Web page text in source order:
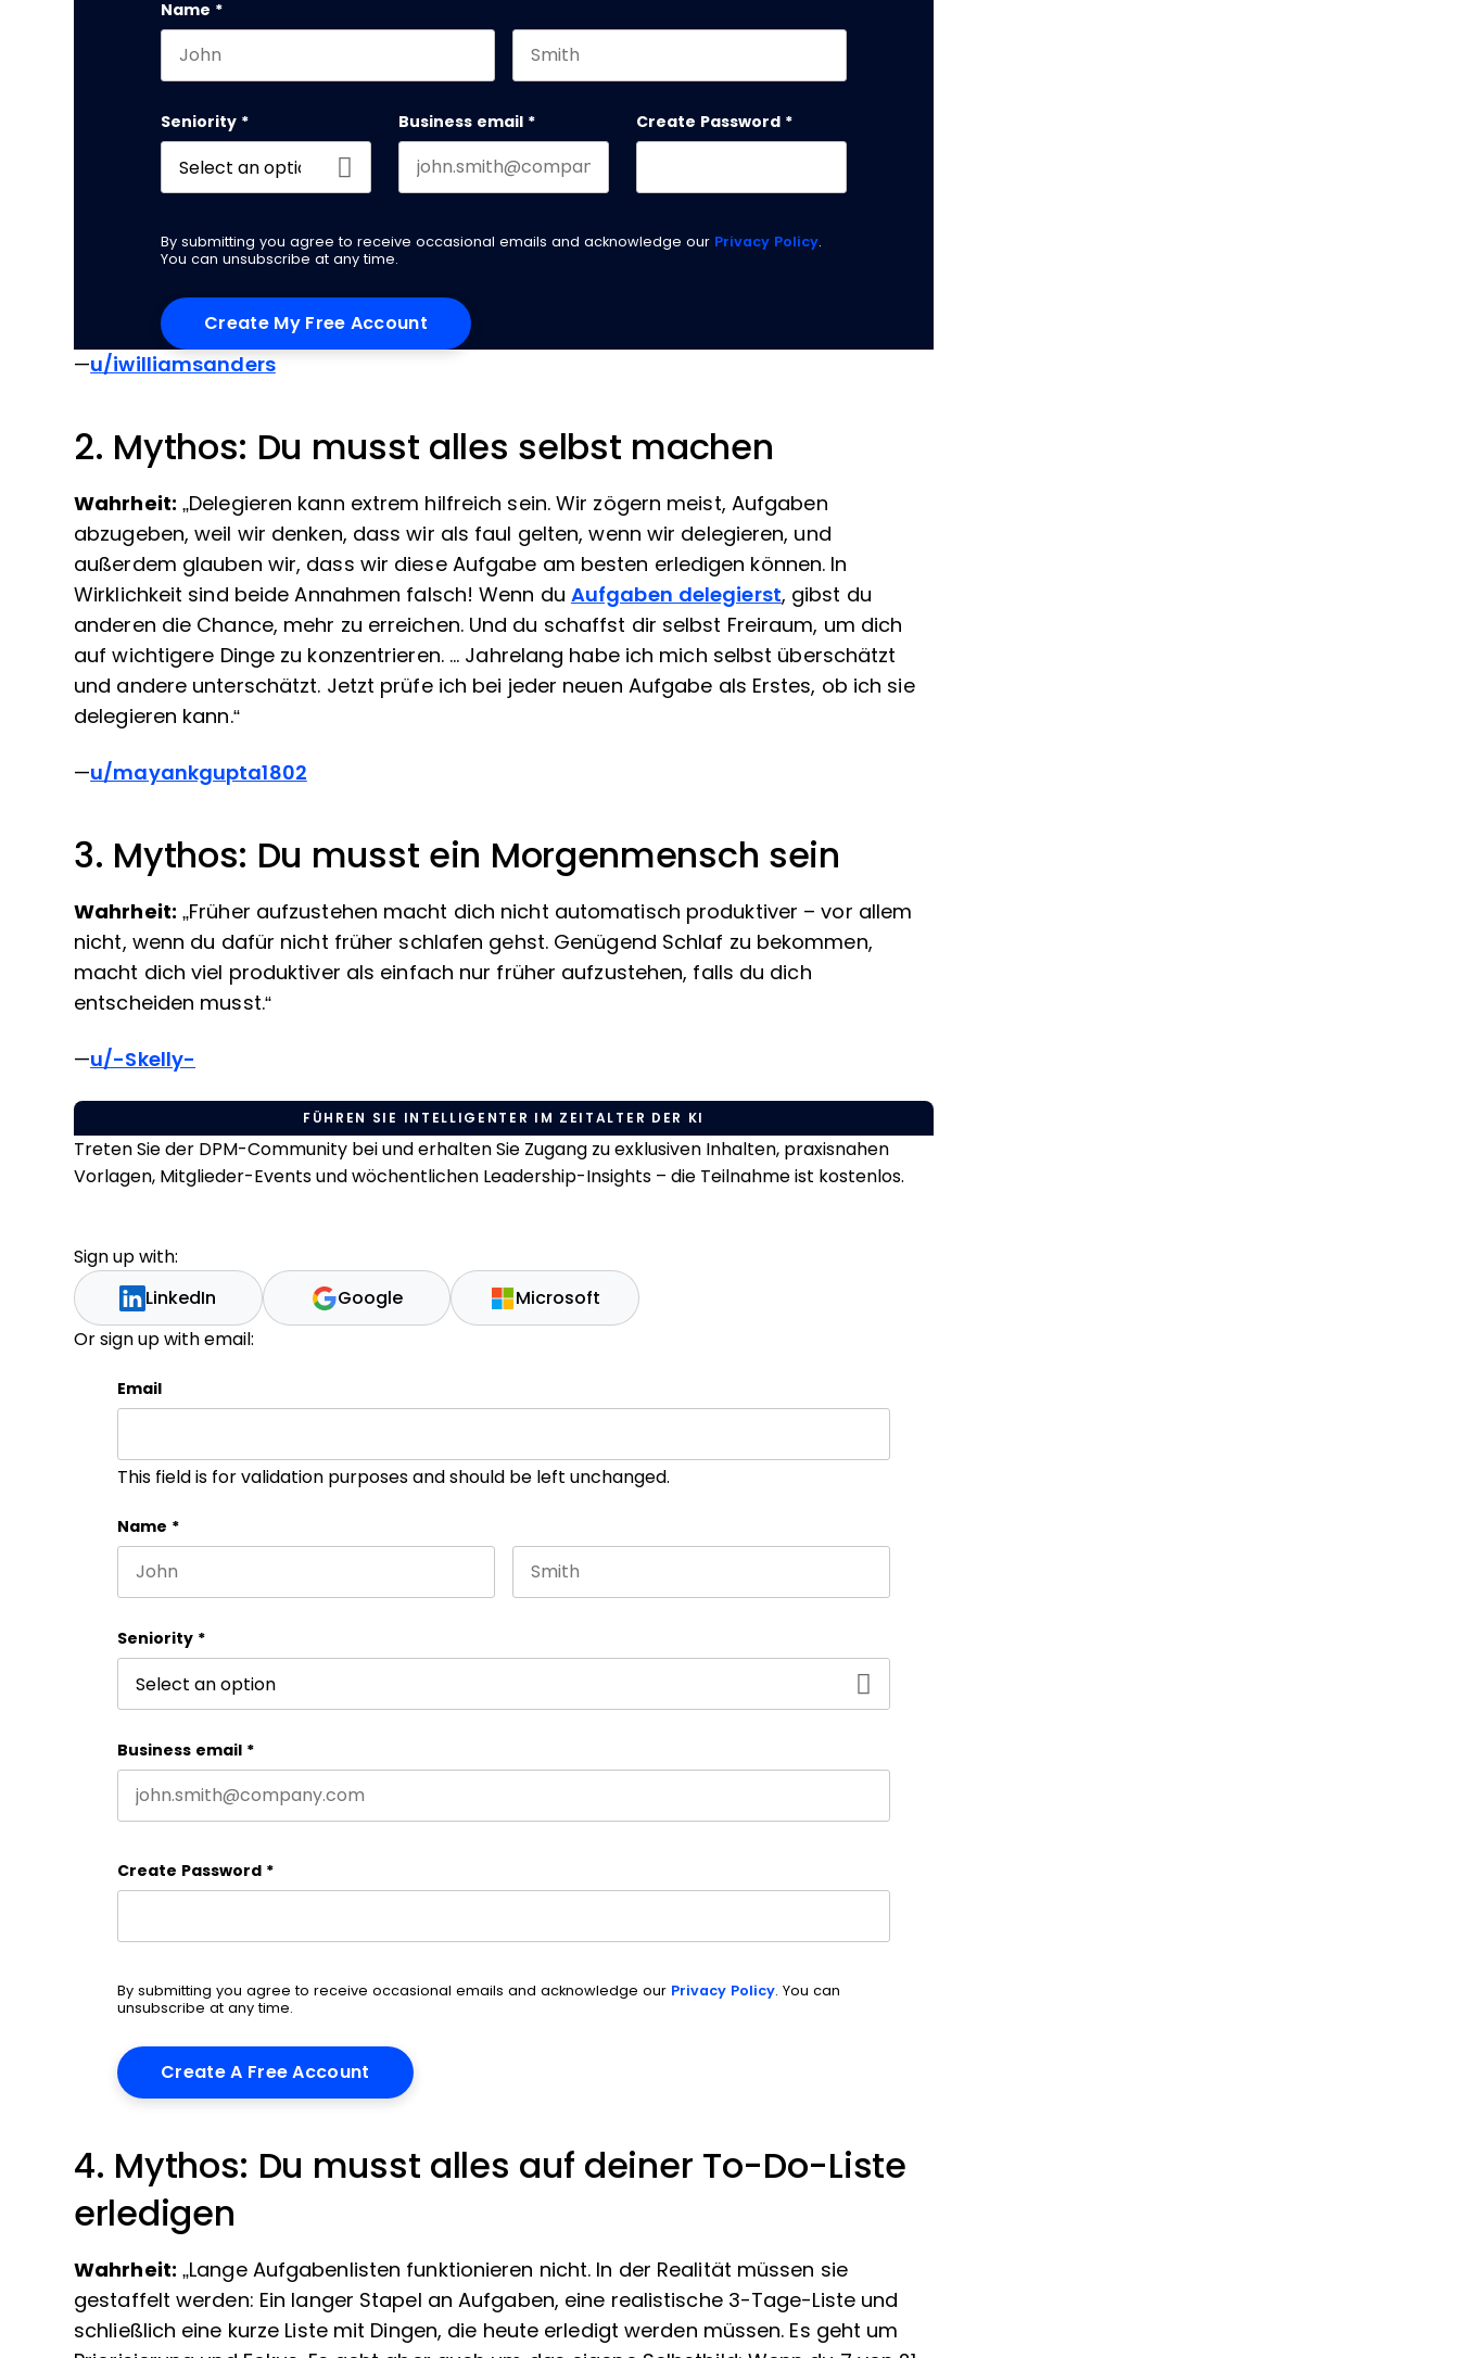
Name *
Seniority * Business email * Create Password *
By submitting you agree to receive occasional emails and acknowledge our Privacy Policy.
You can unsubscribe at any time.
—u/iwilliamsanders
2. Mythos: Du musst alles selbst machen
Wahrheit: „Delegieren kann extrem hilfreich sein. Wir zögern meist, Aufgaben
abzugeben, weil wir denken, dass wir als faul gelten, wenn wir delegieren, und
außerdem glauben wir, dass wir diese Aufgabe am besten erledigen können. In
Wirklichkeit sind beide Annahmen falsch! Wenn du Aufgaben delegierst, gibst du
anderen die Chance, mehr zu erreichen. Und du schaffst dir selbst Freiraum, um dich
auf wichtigere Dinge zu konzentrieren. ... Jahrelang habe ich mich selbst überschätzt
und andere unterschätzt. Jetzt prüfe ich bei jeder neuen Aufgabe als Erstes, ob ich sie
delegieren kann.“
—u/mayankgupta1802
3. Mythos: Du musst ein Morgenmensch sein
Wahrheit: „Früher aufzustehen macht dich nicht automatisch produktiver – vor allem
nicht, wenn du dafür nicht früher schlafen gehst. Genügend Schlaf zu bekommen,
macht dich viel produktiver als einfach nur früher aufzustehen, falls du dich
entscheiden musst.“
—u/-Skelly-
FÜHREN SIE INTELLIGENTER IM ZEITALTER DER KI
Treten Sie der DPM-Community bei und erhalten Sie Zugang zu exklusiven Inhalten, praxisnahen
Vorlagen, Mitglieder-Events und wöchentlichen Leadership-Insights – die Teilnahme ist kostenlos.
Sign up with:
LinkedIn Google Microsoft
Or sign up with email:
Email
This field is for validation purposes and should be left unchanged.
Name *
Seniority *
Business email *
Create Password *
By submitting you agree to receive occasional emails and acknowledge our Privacy Policy. You can
unsubscribe at any time.
4. Mythos: Du musst alles auf deiner To-Do-Liste
erledigen
Wahrheit: „Lange Aufgabenlisten funktionieren nicht. In der Realität müssen sie
gestaffelt werden: Ein langer Stapel an Aufgaben, eine realistische 3-Tage-Liste und
schließlich eine kurze Liste mit Dingen, die heute erledigt werden müssen. Es geht um